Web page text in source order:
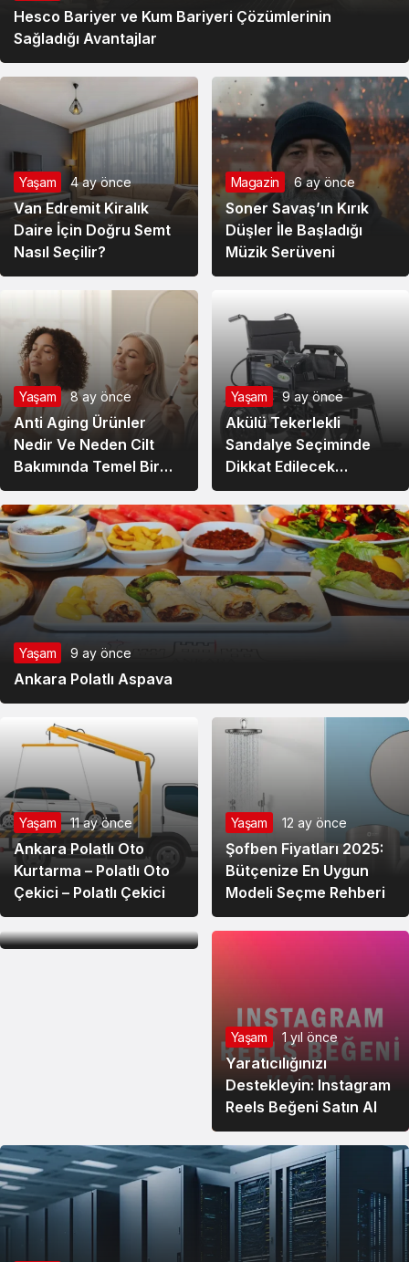
Hesco Bariyer ve Kum Bariyeri Çözümlerinin
Sağladığı Avantajlar
Yaşam 4 ay önce
Van Edremit Kiralık
Daire İçin Doğru Semt
Nasıl Seçilir?
Magazin 6 ay önce
Soner Savaş’ın Kırık
Düşler İle Başladığı
Müzik Serüveni
Yaşam 8 ay önce
Anti Aging Ürünler
Nedir Ve Neden Cilt
Bakımında Temel Bir
Yerdedir?
Yaşam 9 ay önce
Akülü Tekerlekli
Sandalye Seçiminde
Dikkat Edilecek
Noktalar: Konfor,
Güvenlik ve Doğru
Model Tercihi
Yaşam 9 ay önce
Ankara Polatlı Aspava
Yaşam 11 ay önce
Ankara Polatlı Oto
Kurtarma – Polatlı Oto
Çekici – Polatlı Çekici
Yaşam 12 ay önce
Şofben Fiyatları 2025:
Bütçenize En Uygun
Modeli Seçme Rehberi
Yaşam 12 ay önce
Klima Fiyatları Nedir?
Bütçenize En Uygun
Yaşam 1 yıl önce
Yaratıcılığınızı
Destekleyin: Instagram
Reels Beğeni Satın Al